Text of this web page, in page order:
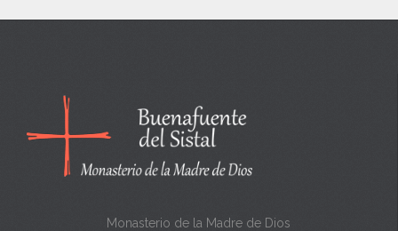
n
a
Monasterio de la Madre de Dios